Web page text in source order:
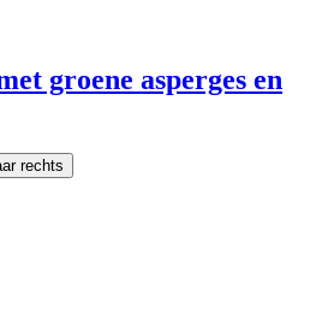
groene asperges en
rechts